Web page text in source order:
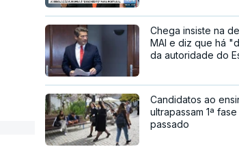
Chega insiste na
MAI e diz que há
da autoridade do
Candidatos ao
ultrapassam 1ª
passado